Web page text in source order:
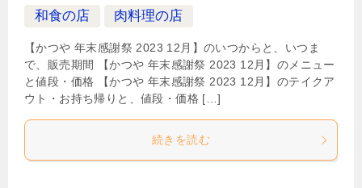
和食の店
肉料理の店
【かつや 年末感謝祭 2023 12月】のいつからと、いつま
で、販売期間 【かつや 年末感謝祭 2023 12月】のメニュー
と値段・価格 【かつや 年末感謝祭 2023 12月】のテイクア
ウト・お持ち帰りと、値段・価格 […]
続きを読む